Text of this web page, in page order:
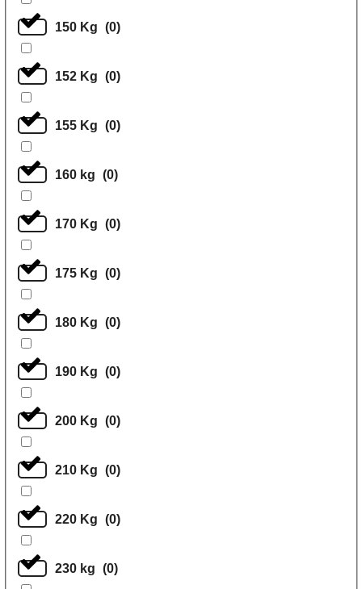
150 Kg (0)
152 Kg (0)
155 Kg (0)
160 kg (0)
170 Kg (0)
175 Kg (0)
180 Kg (0)
190 Kg (0)
200 Kg (0)
210 Kg (0)
220 Kg (0)
230 kg (0)